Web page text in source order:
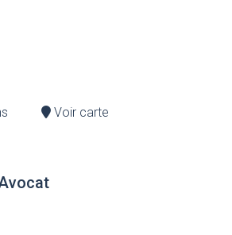
Voir carte